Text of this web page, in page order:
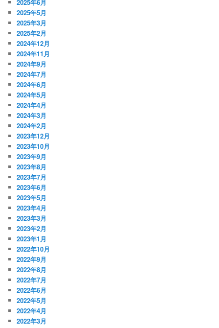
2025年6月
2025年5月
2025年3月
2025年2月
2024年12月
2024年11月
2024年9月
2024年7月
2024年6月
2024年5月
2024年4月
2024年3月
2024年2月
2023年12月
2023年10月
2023年9月
2023年8月
2023年7月
2023年6月
2023年5月
2023年4月
2023年3月
2023年2月
2023年1月
2022年10月
2022年9月
2022年8月
2022年7月
2022年6月
2022年5月
2022年4月
2022年3月